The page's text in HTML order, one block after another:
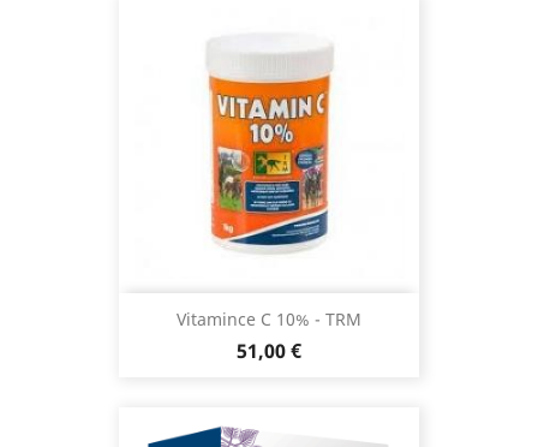
Vitamince C 10% - TRM
Prix
51,00 €